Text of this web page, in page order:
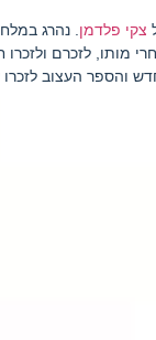
צקי פלדמן
מותו, לזכרם
והספר העצוב לזכרו